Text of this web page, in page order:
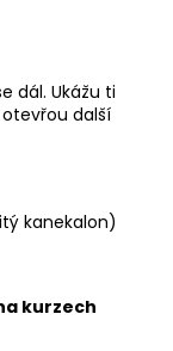
dál. Ukážu ti
další
kanekalon)
kurzech